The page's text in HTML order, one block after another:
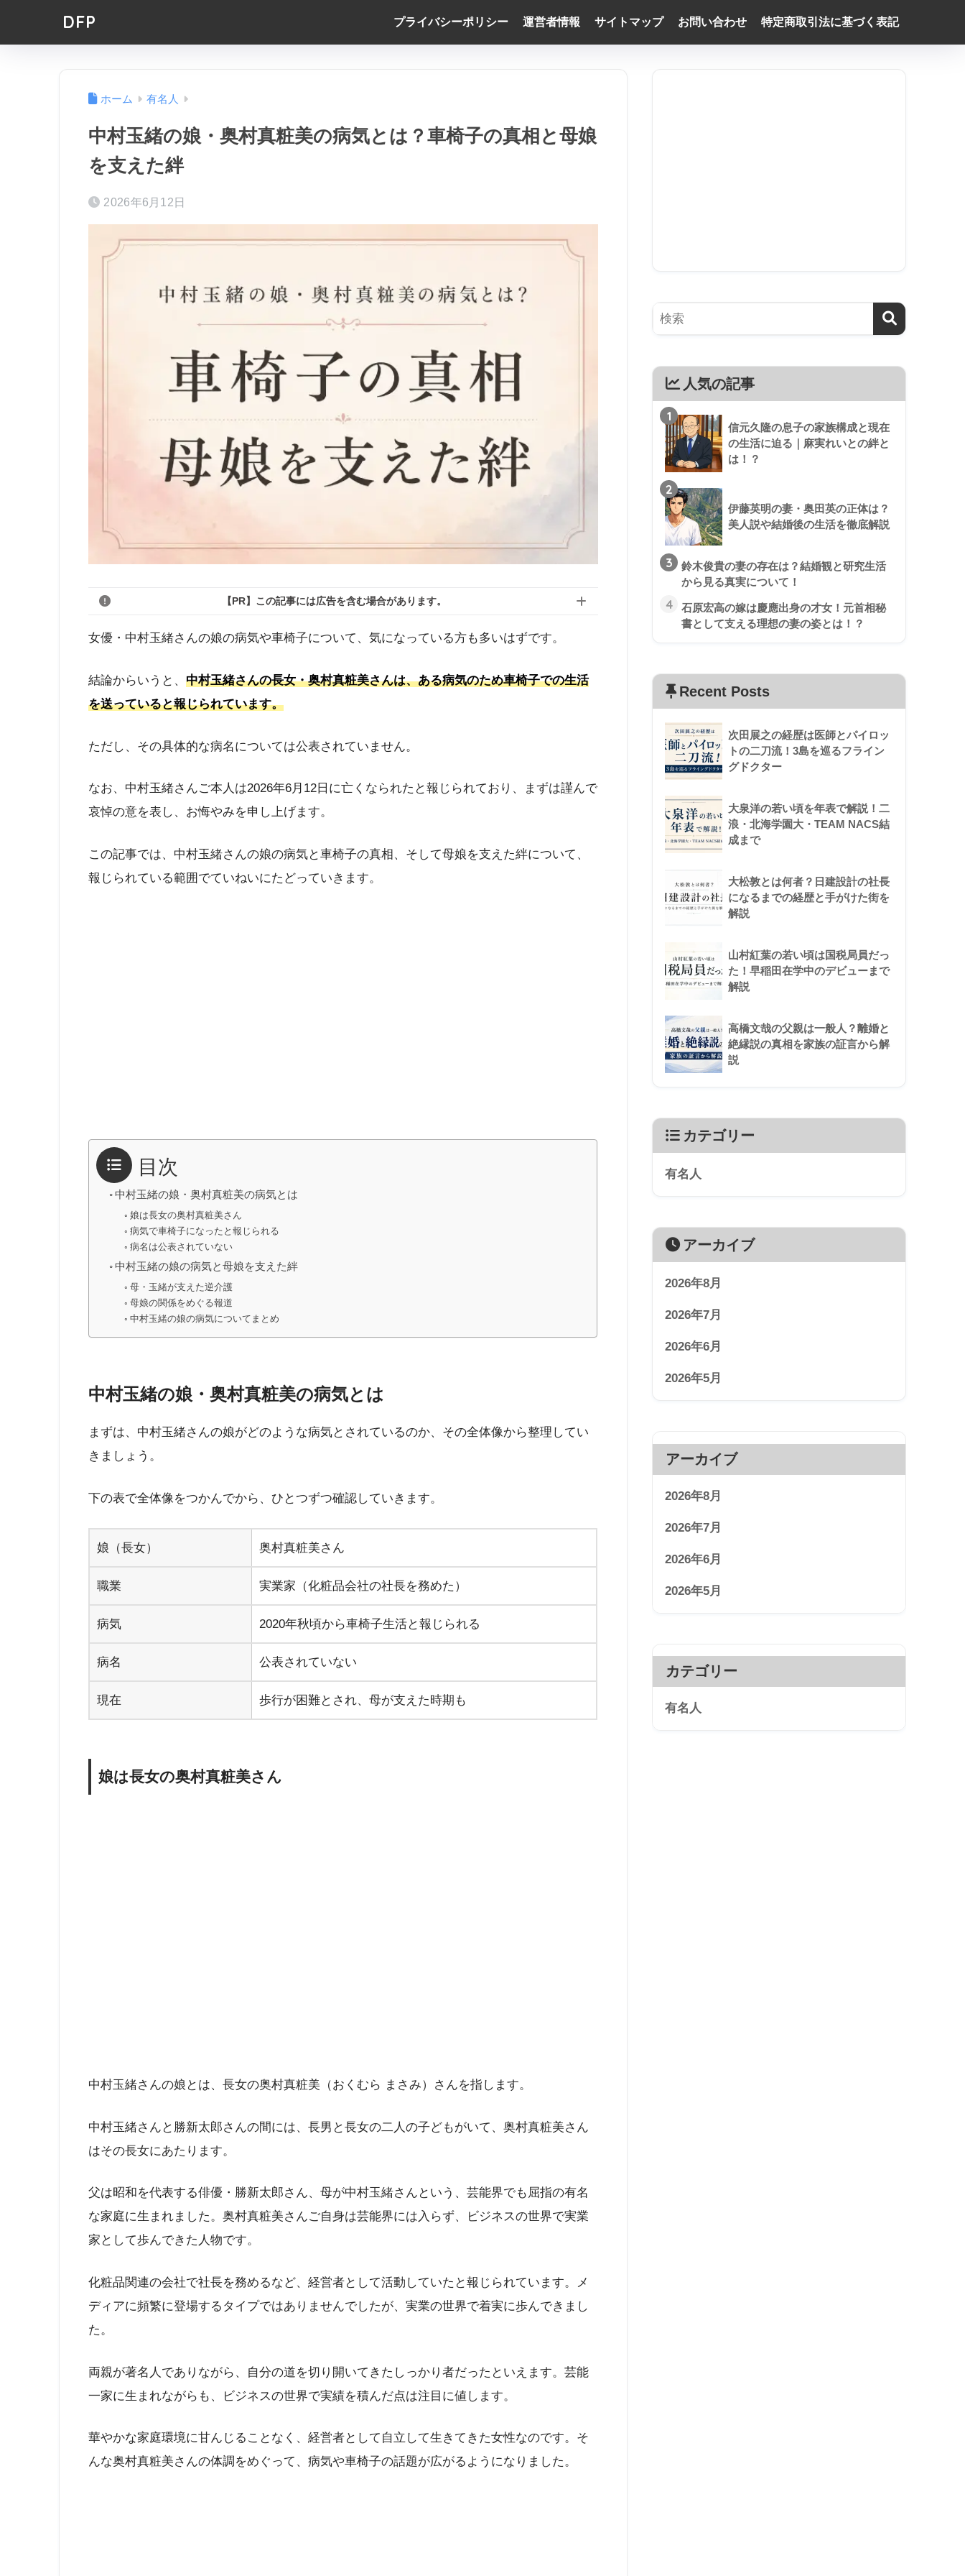
DFP プライバシーポリシー 運営者情報 サイトマップ お問い合わせ 特定商取引法に基づく表記
ホーム 有名人
中村玉緒の娘・奥村真粧美の病気とは？車椅子の真相と母娘
を支えた絆
2026年6月12日
【PR】この記事には広告を含む場合があります。
女優・中村玉緒さんの娘の病気や車椅子について、気になっている方も多いはずです。
結論からいうと、 中村玉緒さんの長女・奥村真粧美さんは、ある病気のため車椅子での生活
を送っていると報じられています。
ただし、その具体的な病名については公表されていません。
なお、中村玉緒さんご本人は2026年6月12日に亡くなられたと報じられており、まずは謹んで
哀悼の意を表し、お悔やみを申し上げます。
この記事では、中村玉緒さんの娘の病気と車椅子の真相、そして母娘を支えた絆について、
報じられている範囲でていねいにたどっていきます。
目次
中村玉緒の娘・奥村真粧美の病気とは
娘は長女の奥村真粧美さん
病気で車椅子になったと報じられる
病名は公表されていない
中村玉緒の娘の病気と母娘を支えた絆
母・玉緒が支えた逆介護
母娘の関係をめぐる報道
中村玉緒の娘の病気についてまとめ
中村玉緒の娘・奥村真粧美の病気とは
まずは、中村玉緒さんの娘がどのような病気とされているのか、その全体像から整理してい
きましょう。
下の表で全体像をつかんでから、ひとつずつ確認していきます。
娘（長女） 奥村真粧美さん
職業 実業家（化粧品会社の社長を務めた）
病気 2020年秋頃から車椅子生活と報じられる
病名 公表されていない
現在 歩行が困難とされ、母が支えた時期も
娘は長女の奥村真粧美さん
中村玉緒さんの娘とは、長女の奥村真粧美（おくむら まさみ）さんを指します。
中村玉緒さんと勝新太郎さんの間には、長男と長女の二人の子どもがいて、奥村真粧美さん
はその長女にあたります。
父は昭和を代表する俳優・勝新太郎さん、母が中村玉緒さんという、芸能界でも屈指の有名
な家庭に生まれました。奥村真粧美さんご自身は芸能界には入らず、ビジネスの世界で実業
家として歩んできた人物です。
化粧品関連の会社で社長を務めるなど、経営者として活動していたと報じられています。メ
ディアに頻繁に登場するタイプではありませんでしたが、実業の世界で着実に歩んできまし
た。
両親が著名人でありながら、自分の道を切り開いてきたしっかり者だったといえます。芸能
一家に生まれながらも、ビジネスの世界で実績を積んだ点は注目に値します。
華やかな家庭環境に甘んじることなく、経営者として自立して生きてきた女性なのです。そ
んな奥村真粧美さんの体調をめぐって、病気や車椅子の話題が広がるようになりました。
人気の記事
1
信元久隆の息子の家族構成と現在
の生活に迫る｜麻実れいとの絆と
は！？
2
伊藤英明の妻・奥田英の正体は？
美人説や結婚後の生活を徹底解説
3
鈴木俊貴の妻の存在は？結婚観と研究生活
から見る真実について！
4
石原宏高の嫁は慶應出身の才女！元首相秘
書として支える理想の妻の姿とは！？
Recent Posts
次田展之の経歴は医師とパイロッ
トの二刀流！3島を巡るフライン
グドクター
大泉洋の若い頃を年表で解説！二
浪・北海学園大・TEAM NACS結
成まで
大松敦とは何者？日建設計の社長
になるまでの経歴と手がけた街を
解説
山村紅葉の若い頃は国税局員だっ
た！早稲田在学中のデビューまで
解説
高橋文哉の父親は一般人？離婚と
絶縁説の真相を家族の証言から解
説
カテゴリー
有名人
アーカイブ
2026年8月
2026年7月
2026年6月
2026年5月
アーカイブ
2026年8月
2026年7月
2026年6月
2026年5月
カテゴリー
有名人